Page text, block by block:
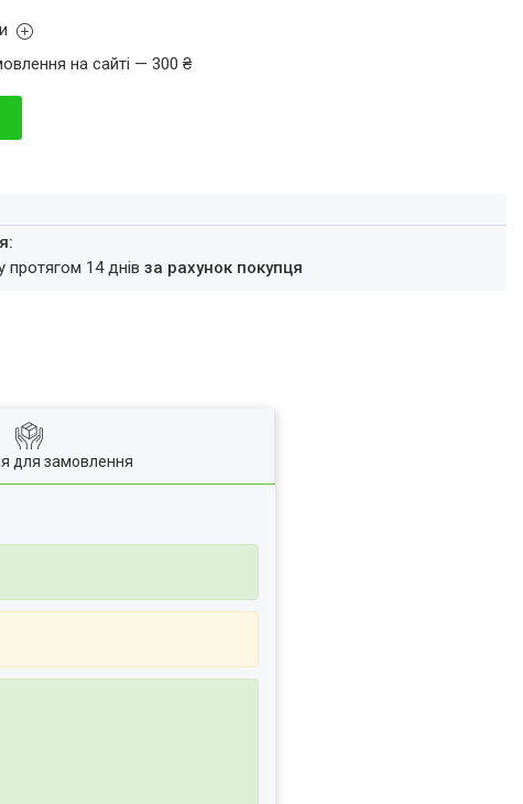
на сайті — 300 ₴
протягом 14 днівза рахунок покупця
для замовлення